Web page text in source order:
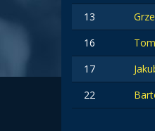
13
16
17
22